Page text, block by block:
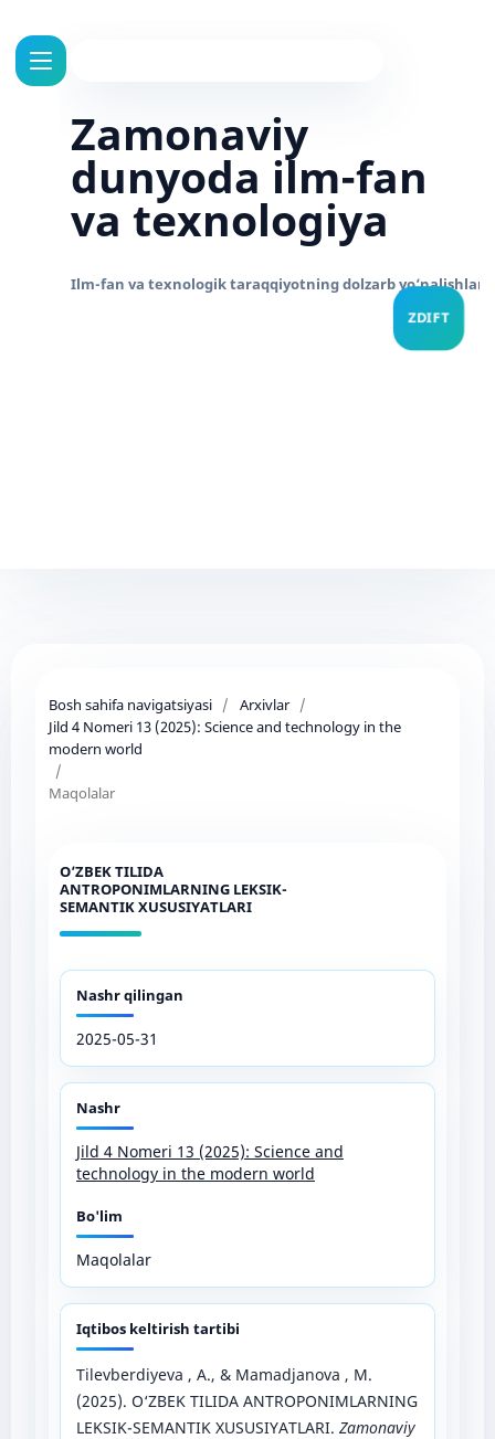
Zamonaviy
dunyoda ilm-fan
va texnologiya
Bosh sahifa navigatsiyasi / Arxivlar /
Jild 4 Nomeri 13 (2025): Science and technology in the
modern world
/
Maqolalar
O‘ZBEK TILIDA
ANTROPONIMLARNING LEKSIK-
SEMANTIK XUSUSIYATLARI
Nashr qilingan
2025-05-31
Nashr
Jild 4 Nomeri 13 (2025): Science and
technology in the modern world
Bo'lim
Maqolalar
Iqtibos keltirish tartibi
Tilevberdiyeva , A., & Mamadjanova , M.
(2025). O‘ZBEK TILIDA ANTROPONIMLARNING
LEKSIK-SEMANTIK XUSUSIYATLARI. Zamonaviy